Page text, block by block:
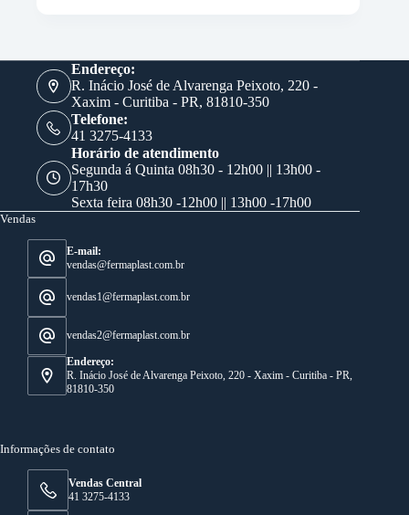
Endereço:
R. Inácio José de Alvarenga Peixoto, 220 -
Xaxim - Curitiba - PR, 81810-350
Telefone:
41 3275-4133
Horário de atendimento
Segunda á Quinta 08h30 - 12h00 || 13h00 -
17h30
Sexta feira 08h30 -12h00 || 13h00 -17h00
Vendas
E-mail:
vendas@fermaplast.com.br
vendas1@fermaplast.com.br
vendas2@fermaplast.com.br
Endereço:
R. Inácio José de Alvarenga Peixoto, 220 - Xaxim - Curitiba - PR,
81810-350
Informações de contato
Vendas Central
41 3275-4133